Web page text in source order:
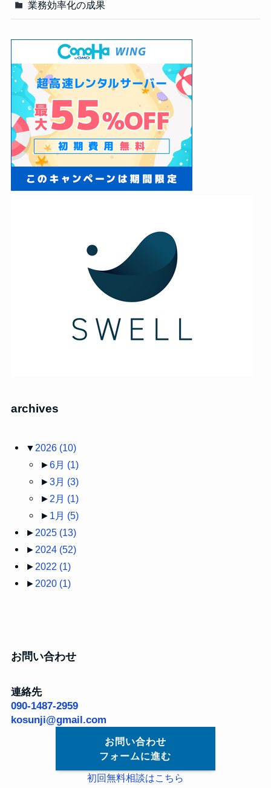
業務効率化の成果
archives
▼ 2026 (10)
►6月 (1)
►3月 (3)
► 2月 (1)
► 1月 (5)
► 2025 (13)
► 2024 (52)
► 2022 (1)
► 2020 (1)
お問い合わせ
連絡先
090-1487-2959
kosunji@gmail.com
お問い合わせ
フォームに進む
初回無料相談はこちら